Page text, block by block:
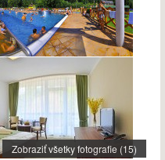
Zobraziť všetky fotografie (15)